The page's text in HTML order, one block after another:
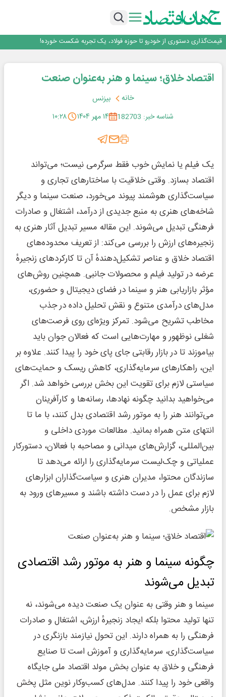
خارجی
تأکید امام جمعه جاجرم بر ارتقای سواد رسانه‌ای و مطالبه‌گری خبرنگاران
قیمت‌گذاری دستوری از خودرو تا حوزه فولاد، یک تجربه شکست خورده!
کنترل و ماژول وایرلس بومی‌سازی شده جرثقیل‌های فولاد هرمزگان، جایگزین نمونه
خارجی
روزنامه ۱۹ مرداد
تأکید امام جمعه جاجرم بر ارتقای سواد رسانه‌ای و مطالبه‌گری خبرنگاران
اقتصاد خلاق؛ سینما و هنر به‌عنوان صنعت
خانه
بیزنس
شناسه خبر: 182703
۱۴ مهر ۱۴۰۴ ۱۰:۲۸
یک فیلم یا نمایش خوب فقط سرگرمی نیست؛ می‌تواند
اقتصاد بسازد. وقتی خلاقیت با ساختارهای تجاری و
سیاست‌گذاری هوشمند پیوند می‌خورد، صنعت سینما و دیگر
شاخه‌های هنری به منبع جدیدی از درآمد، اشتغال و صادرات
فرهنگی تبدیل می‌شوند. این مقاله مسیر تبدیل آثار هنری به
زنجیره‌های ارزش را بررسی می‌کند: از تعریف محدوده‌های
اقتصاد خلاق و عناصر تشکیل‌دهندهٔ آن تا کارکردهای زنجیرهٔ
عرضه در تولید فیلم و محصولات جانبی. همچنین روش‌های
مؤثر بازاریابی هنر و سینما در فضای دیجیتال و حضوری،
مدل‌های درآمدی متنوع و نقش تحلیل داده در جذب
مخاطب تشریح می‌شود. تمرکز ویژه‌ای روی فرصت‌های
شغلی نوظهور و مهارت‌هایی است که فعالان جوان باید
بیاموزند تا در بازار رقابتی جای پای خود را پیدا کنند. علاوه بر
این، راهکارهای سرمایه‌گذاری، کاهش ریسک و حمایت‌های
سیاستی لازم برای تقویت این بخش بررسی خواهد شد. اگر
می‌خواهید بدانید چگونه نهادها، رسانه‌ها و کارآفرینان
می‌توانند هنر را به موتور رشد اقتصادی بدل کنند، با ما تا
انتهای متن همراه بمانید. مطالعات موردی داخلی و
بین‌المللی، گزارش‌های میدانی و مصاحبه با فعالان، دستورکار
عملیاتی و چک‌لیست سرمایه‌گذاری را ارائه می‌دهد تا
سازندگان محتوا، مدیران هنری و سیاست‌گذاران ابزارهای
لازم برای عمل را در دست داشته باشند و مسیرهای ورود به
بازار مشخص.
چگونه سینما و هنر به موتور رشد اقتصادی
تبدیل می‌شوند
سینما و هنر وقتی به عنوان یک صنعت دیده می‌شوند، نه
تنها تولید محتوا بلکه ایجاد زنجیرهٔ ارزش، اشتغال و صادرات
فرهنگی را به همراه دارند. این تحول نیازمند بازنگری در
سیاست‌گذاری، سرمایه‌گذاری و آموزش است تا صنایع
فرهنگی و خلاق به عنوان بخش مولد اقتصاد ملی جایگاه
واقعی خود را پیدا کنند. مدل‌های کسب‌وکار نوین مثل پخش